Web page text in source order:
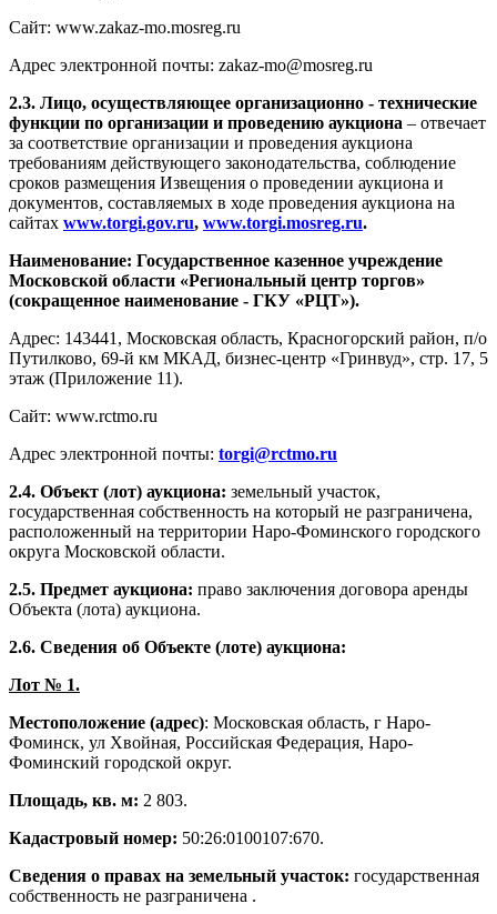
Сайт: www.zakaz-mo.mosreg.ru
Адрес электронной почты: zakaz-mo@mosreg.ru
2.3. Лицо, осуществляющее организационно - технические
функции по организации и проведению аукциона – отвечает
за соответствие организации и проведения аукциона
требованиям действующего законодательства, соблюдение
сроков размещения Извещения о проведении аукциона и
документов, составляемых в ходе проведения аукциона на
сайтах www.torgi.gov.ru, www.torgi.mosreg.ru.
Наименование: Государственное казенное учреждение
Московской области «Региональный центр торгов»
(сокращенное наименование - ГКУ «РЦТ»).
Адрес: 143441, Московская область, Красногорский район, п/о
Путилково, 69-й км МКАД, бизнес-центр «Гринвуд», стр. 17, 5
этаж (Приложение 11).
Сайт: www.rctmo.ru
Адрес электронной почты: torgi@rctmo.ru
2.4. Объект (лот) аукциона: земельный участок,
государственная собственность на который не разграничена,
расположенный на территории Наро-Фоминского городского
округа Московской области.
2.5. Предмет аукциона: право заключения договора аренды
Объекта (лота) аукциона.
2.6. Сведения об Объекте (лоте) аукциона:
Лот № 1.
Местоположение (адрес): Московская область, г Наро-
Фоминск, ул Хвойная, Российская Федерация, Наро-
Фоминский городской округ.
Площадь, кв. м: 2 803.
Кадастровый номер: 50:26:0100107:670.
Сведения о правах на земельный участок: государственная
собственность не разграничена .